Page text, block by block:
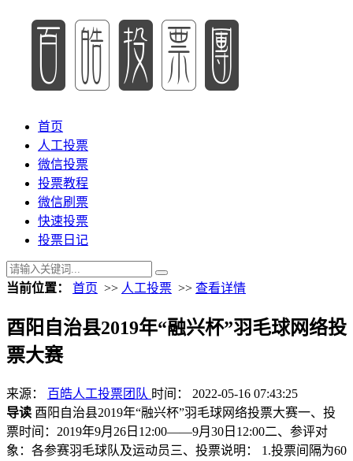
首页
人工投票
微信投票
投票教程
微信刷票
快速投票
投票日记
当前位置： 首页 >> 人工投票 >> 查看详情
酉阳自治县2019年“融兴杯”羽毛球网络投
票大赛
来源： 百皓人工投票团队 时间： 2022-05-16 07:43:25
导读 酉阳自治县2019年“融兴杯”羽毛球网络投票大赛一、投
票时间：2019年9月26日12:00——9月30日12:00二、参评对
象：各参赛羽毛球队及运动员三、投票说明： 1.投票间隔为60